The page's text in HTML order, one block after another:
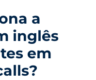
a
inglês
em